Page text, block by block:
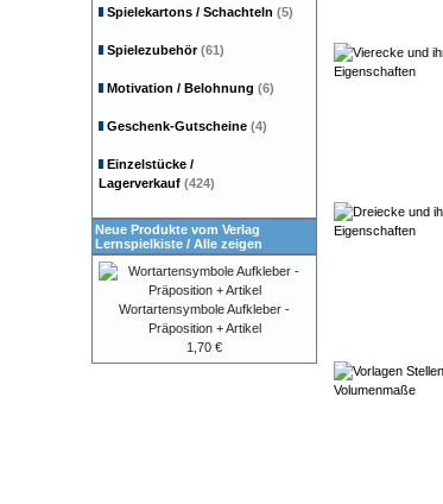
Spielekartons / Schachteln (5)
Spielezubehör(61)
Motivation / Belohnung (6)
Geschenk-Gutscheine (4)
Einzelstücke /
Lagerverkauf (424)
Neue Produkte vom Verlag
Lernspielkiste / Alle zeigen
Wortartensymbole Aufkleber -
Präposition + Artikel
1,70 €